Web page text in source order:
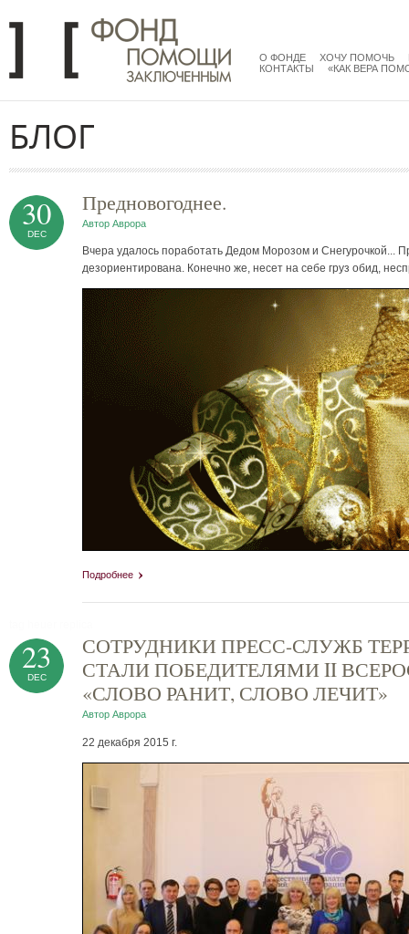
mainmenu
О ФОНДЕ ХОЧУ ПОМОЧЬ
КОНТАКТЫ
«КАК ВЕРА
БЛОГ
Предновогоднее.
Автор Аврора
30
DEC
Вчера удалось поработать Дедом Морозом и Снегурочкой...
дезориентирована. Конечно же, несет на себе груз обид,
Подробнее
СОТРУДНИКИ ПРЕСС-СЛУЖБ
СТАЛИ ПОБЕДИТЕЛЯМИ II
«СЛОВО РАНИТ, СЛОВО ЛЕЧИТ»
Автор Аврора
23
DEC
22 декабря 2015 г.